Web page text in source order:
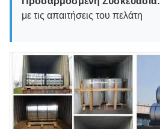
με τις απαιτήσεις του πελάτη